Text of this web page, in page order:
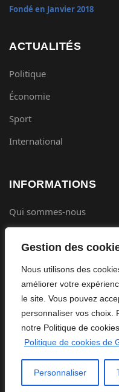
Gestion des
Nous utilisons des
améliorer votre
le site. Vous pouvez
personnaliser vos choix.
notre Politique de cookies.
Politique de cookies de
Personnaliser
Fondé en Janvier 2018
ACTUALITÉS
Politique
Économie
Sport
International
INFORMATIONS
Qui sommes-nous
Confidentialité
Cookies
©2026Gabon
Site édité par